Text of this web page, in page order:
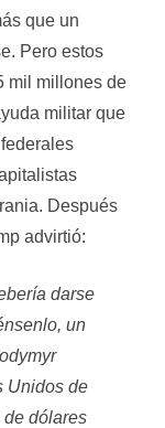
que un
Pero estos
mil millones de
militar que
Después
advirtió:
darse
un
Unidos de
de dólares